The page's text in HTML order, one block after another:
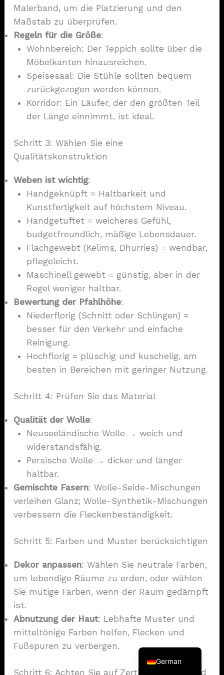
Malerband, um die Platzierung und den
Maßstab zu überprüfen.
Regeln für die Größe:
Wohnbereich: Der Teppich sollte über die
Möbelkanten hinausreichen.
Speisesaal: Die Stühle sollten bequem
zurückgezogen werden können.
Korridor: Ein Läufer, der den größten Teil
der Länge einnimmt, ist ideal.
Schritt 3: Wählen Sie eine
Qualitätskonstruktion
Weben ist wichtig:
Handgeknüpft = Haltbarkeit und
Kunstfertigkeit auf höchstem Niveau.
Handgetuftet = weicheres Gefühl,
budgetfreundlich, mäßige Lebensdauer.
Flachgewebt (Kelims, Dhurries) = wendbar,
pflegeleicht.
Maschinell gewebt = günstig, aber in der
Regel weniger haltbar.
Bewertung der Pfahlhöhe:
Niederflorig (Schnitt oder Schlingen) =
besser für den Verkehr und einfache
Reinigung.
Hochflorig = plüschig und kuschelig, am
besten in Bereichen mit geringer Nutzung.
Schritt 4: Prüfen Sie das Material
Qualität der Wolle:
Neuseeländische Wolle → weich und
widerstandsfähig.
Persische Wolle → dicker und länger
haltbar.
Gemischte Fasern: Wolle-Seide-Mischungen
verleihen Glanz; Wolle-Synthetik-Mischungen
verbessern die Fleckenbeständigkeit.
Schritt 5: Farben und Muster berücksichtigen
Dekor anpassen: Wählen Sie neutrale Farben,
um lebendige Räume zu erden, oder wählen
Sie mutige Farben, wenn der Raum gedämpft
ist.
Abnutzung der Haut: Lebhafte Muster und
mitteltönige Farben helfen, Flecken und
Fußspuren zu verbergen.
Schritt 6: Achten Sie auf Zertifizierungen und
German
Japanese
Spanish
French